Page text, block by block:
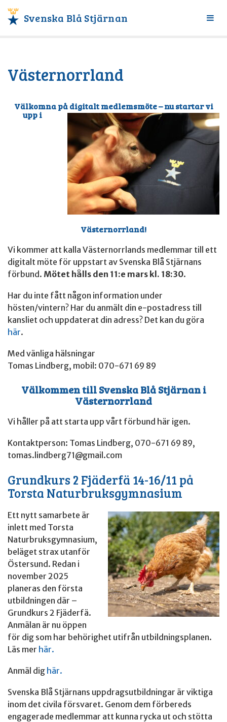
Svenska Blå Stjärnan
Växla
Västernorrland
Välkomna på digitalt medlemsmöte–nu startar vi
upp i
Västernorrland!
Vi kommer att kalla Västernorrlands medlemmar till ett
digitalt möte för uppstart av Svenska Blå Stjärnans
förbund. Mötet hålls den 11:e mars kl. 18:30.
Har du inte fått någon information under
hösten/vintern? Har du anmält din e-postadress till
kansliet och uppdaterat din adress? Det kan du göra
här.
Med vänliga hälsningar
Tomas Lindberg, mobil: 070-671 69 89
Välkommen till Svenska Blå Stjärnan i
Västernorrland
Vi håller på att starta upp vårt förbund här igen.
Kontaktperson: Tomas Lindberg, 070-671 69 89,
tomas.lindberg71@gmail.com
Grundkurs 2 Fjäderfä 14-16/11 på
Torsta Naturbruksgymnasium
Ett nytt samarbete är
inlett med Torsta
Naturbruksgymnasium,
beläget strax utanför
Östersund. Redan i
november 2025
planeras den första
utbildningen där –
Grundkurs 2 Fjäderfä.
Anmälan är nu öppen
för dig som har behörighet utifrån utbildningsplanen.
Läs mer här.
Anmäl dig här.
Svenska Blå Stjärnans uppdragsutbildningar är viktiga
inom det civila försvaret. Genom dem förbereds
engagerade medlemmar att kunna rycka ut och stötta